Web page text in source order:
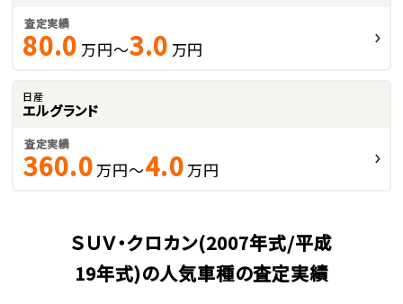
査定実績
80.0 万円～3.0 万円
日産
エルグランド
査定実績
360.0 万円～4.0 万円
ＳＵＶ・クロカン(2007年式/平成
19年式)の人気車種の査定実績